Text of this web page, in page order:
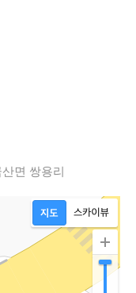
면 쌍용리